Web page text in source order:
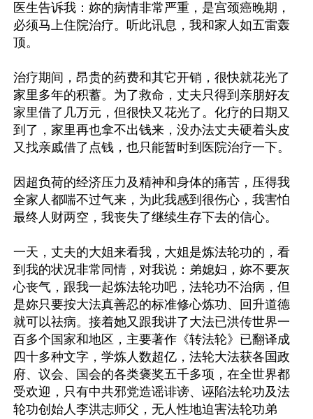
医生告诉我：妳的病情非常严重，是宫颈癌晚期，
必须马上住院治疗。听此讯息，我和家人如五雷轰
顶。
治疗期间，昂贵的药费和其它开销，很快就花光了
家里多年的积蓄。为了救命，丈夫只得到亲朋好友
家里借了几万元，但很快又花光了。化疗的日期又
到了，家里再也拿不出钱来，没办法丈夫硬着头皮
又找亲戚借了点钱，也只能暂时到医院治疗一下。
因超负荷的经济压力及精神和身体的痛苦，压得我
全家人都喘不过气来，为此我感到很伤心，我害怕
最终人财两空，我丧失了继续生存下去的信心。
一天，丈夫的大姐来看我，大姐是炼法轮功的，看
到我的状况非常同情，对我说：弟媳妇，妳不要灰
心丧气，跟我一起炼法轮功吧，法轮功不治病，但
是妳只要按大法真善忍的标准修心炼功、回升道德
就可以祛病。接着她又跟我讲了大法已洪传世界一
百多个国家和地区，主要著作《转法轮》已翻译成
四十多种文字，学炼人数超亿，法轮大法获各国政
府、议会、国会的各类褒奖五千多项，在全世界都
受欢迎，只有中共邪党造谣诽谤、诬陷法轮功及法
轮功创始人李洪志师父，无人性地迫害法轮功弟